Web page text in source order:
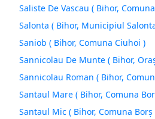
Saliste De Vascau ( Bihor,
Salonta ( Bihor, Municipiul
Saniob ( Bihor, Comuna Ciuhoi )
Sannicolau De Munte ( Bihor,
Sannicolau Roman ( Bihor,
Santaul Mare ( Bihor, Comuna
Santaul Mic ( Bihor, Comuna Borş